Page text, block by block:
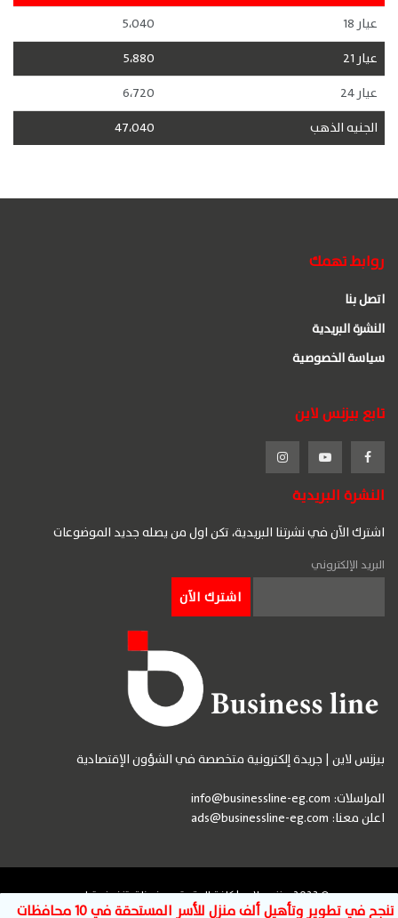
عيار 18
5،040
عيار 21
5،880
عيار 24
6،720
الجنيه الذهب
47،040
روابط تهمك
اتصل بنا
النشرة البريدية
سياسة الخصوصية
تابع بيزنس لاين
النشرة البريدية
اشترك الآن في نشرتنا البريدية، تكن اول من يصله جديد الموضوعات
البريد الإلكتروني
بيزنس لاين | جريدة إلكترونية متخصصة في الشؤون الإقتصادية
المراسلات: info@businessline-eg.com
اعلن معنا: ads@businessline-eg.com
© 2023 بيزنس لاين | كافة الحقوق محفوظة. تنفيذ وتطوير
ألف منزل للأسر المستحقة في 10 محافظات